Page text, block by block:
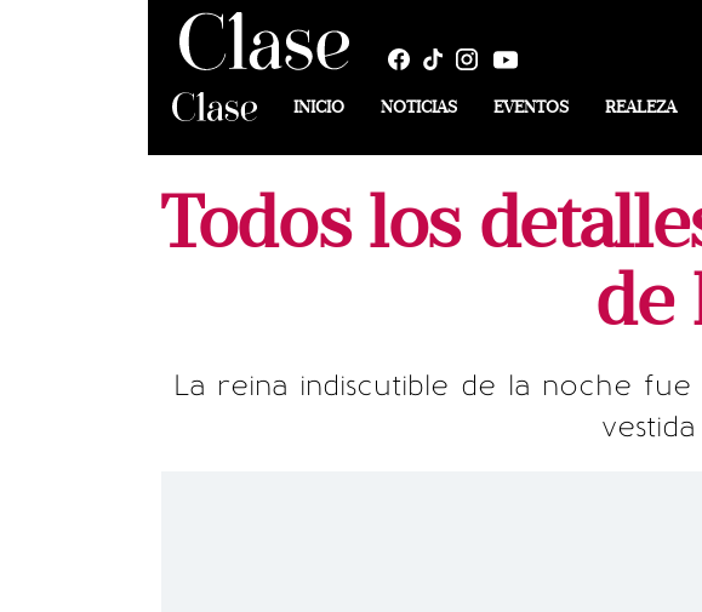
INICIO NOTICIAS EVENTOS REALEZA
Todos los
de
La reina indiscutible de la noche